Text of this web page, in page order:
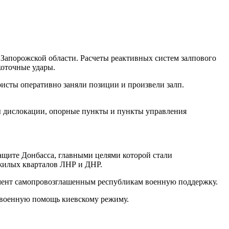
области. Расчеты реактивных систем залпового
удары.
оперативно заняли позиции и произвели залп.
дислокации, опорные пункты и пункты управления
Донбасса, главными целями которой стали
кварталов ЛНР и ДНР.
самопровозглашенным республикам военную поддержку.
помощь киевскому режиму.